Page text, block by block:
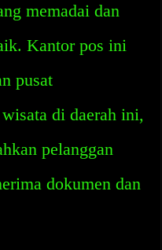
memadai dan
Kantor pos ini
pusat
di daerah ini,
pelanggan
dokumen dan